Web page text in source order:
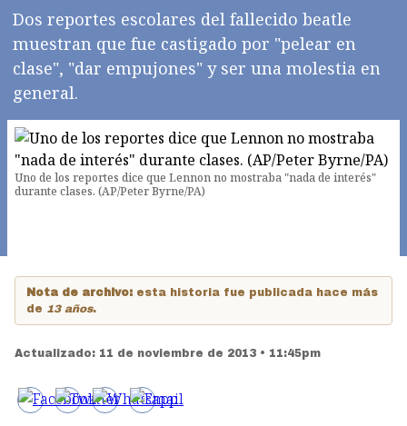
Dos reportes escolares del fallecido beatle
muestran que fue castigado por "pelear en
clase", "dar empujones" y ser una molestia en
general.
Uno de los reportes dice que Lennon no mostraba "nada de interés"
durante clases. (AP/Peter Byrne/PA)
Nota de archivo: esta historia fue publicada hace más
de 13 años.
Actualizado: 11 de noviembre de 2013 • 11:45pm